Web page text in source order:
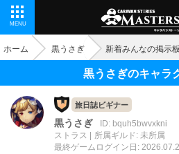
MENU
ホーム 黒うさぎ 新着みんなの掲示
黒うさぎのキャラ
旅日誌ビギナー
黒うさぎ
ID: bquh5bwvxkni
ストラス
所属ギルド: 未所属
最終ゲームログイン日: